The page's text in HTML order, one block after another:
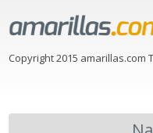
Copyright 2015